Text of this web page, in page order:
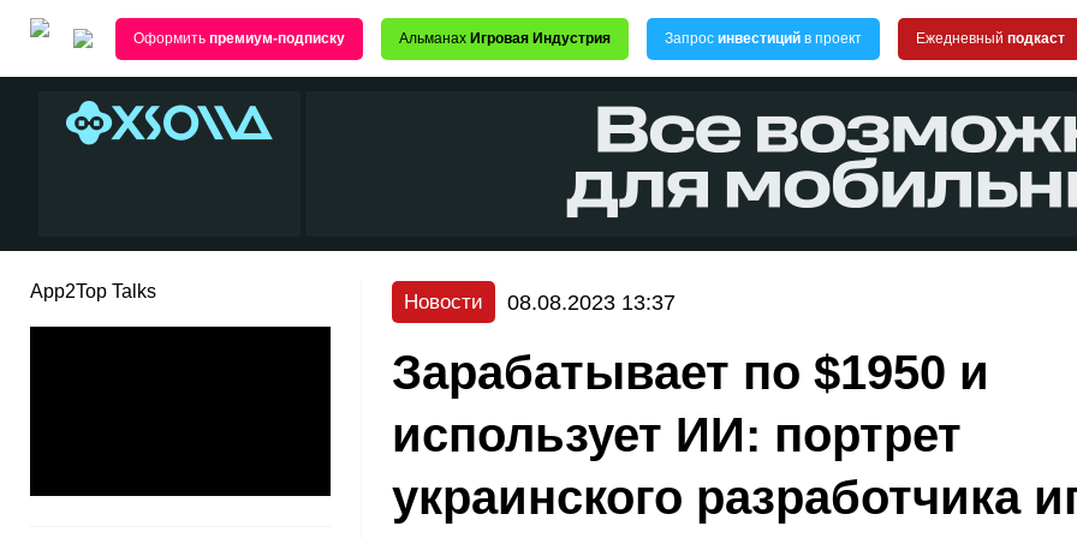
Оформить премиум-подписку Альманах Игровая Индустрия Запрос инвестиций в проект Ежедневный подкаст
App2Top Talks Новости 08.08.2023 13:37
Зарабатывает по $1950 и
использует ИИ: портрет
украинского разработчика